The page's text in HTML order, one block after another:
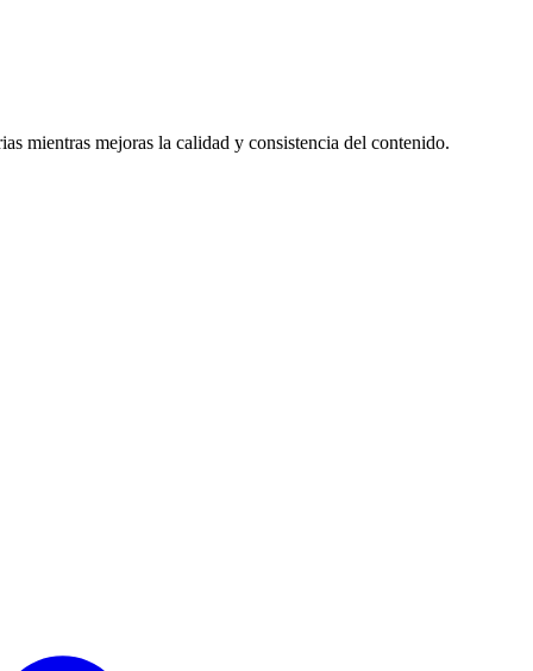
mientras mejoras la calidad y consistencia del contenido.